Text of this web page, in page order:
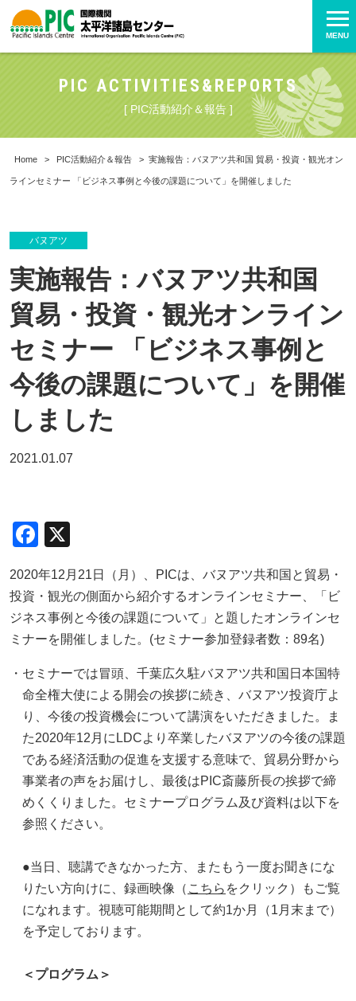
MENU
PIC ACTIVITIES&REPORTS
[ PIC活動紹介＆報告 ]
Home > PIC活動紹介＆報告 > 実施報告：バヌアツ共和国 貿易・投資・観光オン
ラインセミナー 「ビジネス事例と今後の課題について」を開催しました
バヌアツ
実施報告：バヌアツ共和国
貿易・投資・観光オンライン
セミナー 「ビジネス事例と
今後の課題について」を開催
しました
2021.01.07
F
c
e
b
o
o
k
2020年12月21日（月）、PICは、バヌアツ共和国と貿易・
投資・観光の側面から紹介するオンラインセミナー、「ビ
ジネス事例と今後の課題について」と題したオンラインセ
ミナーを開催しました。(セミナー参加登録者数：89名)
セミナーでは冒頭、千葉広久駐バヌアツ共和国日本国特
命全権大使による開会の挨拶に続き、バヌアツ投資庁よ
り、今後の投資機会について講演をいただきました。ま
た2020年12月にLDCより卒業したバヌアツの今後の課題
である経済活動の促進を支援する意味で、貿易分野から
事業者の声をお届けし、最後はPIC斎藤所長の挨拶で締
めくくりました。セミナープログラム及び資料は以下を
参照ください。
●当日、聴講できなかった方、またもう一度お聞きにな
りたい方向けに、録画映像（ こちら をクリック）もご覧
になれます。視聴可能期間として約1か月（1 月末まで）
を予定しております。
＜プログラム＞